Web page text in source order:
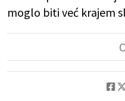
moglo biti već krajem